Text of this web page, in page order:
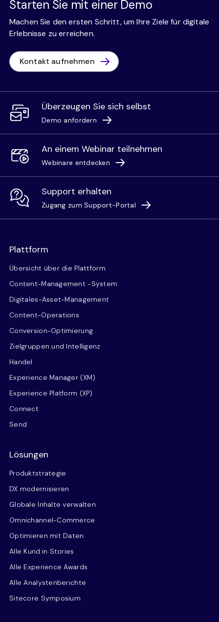
Starten Sie mit einer Demo
Machen Sie den ersten Schritt, um Ihre Ziele für digitale
Erlebnisse zu erreichen.
Kontakt aufnehmen
Überzeugen Sie sich selbst
Demo anfordern
An einem Webinar teilnehmen
Webinare entdecken
Support erhalten
Zugang zum Support-Portal
Plattform
Übersicht über die Plattform
Content-Management -System
Digitales-Asset-Management
Content-Operations
Conversion-Optimierung
Zielgruppen und Intelligenz
Handel
Experience Manager (XM)
Experience Platform (XP)
Connect
Send
Lösungen
Produktstrategie
DX modernisieren
Globale Inhalte verwalten
Omnichannel-Commerce
Optimieren mit Daten
Alle Kund:in Stories
Alle Experience Awards
Alle Analystenberichte
Sitecore Symposium